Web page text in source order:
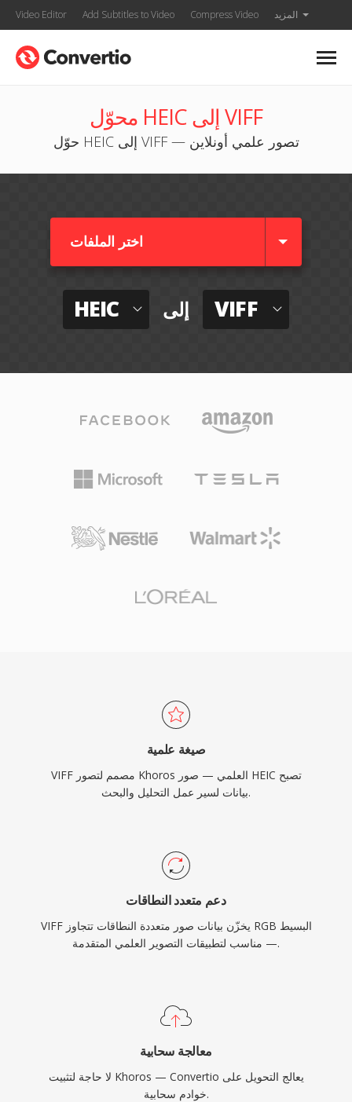
Video Editor Add Subtitles to Video Compress Video المزيد
محوّل HEIC إلى VIFF
حوّل HEIC إلى VIFF — تصور علمي أونلاين
اختر الملفات
HEIC إلى VIFF
صيغة علمية
VIFF مصمم لتصور Khoros العلمي — صور HEIC تصبح
بيانات لسير عمل التحليل والبحث.
دعم متعدد النطاقات
VIFF يخزّن بيانات صور متعددة النطاقات تتجاوز RGB البسيط
— مناسب لتطبيقات التصوير العلمي المتقدمة.
معالجة سحابية
لا حاجة لتثبيت Khoros — Convertio يعالج التحويل على
خوادم سحابية.